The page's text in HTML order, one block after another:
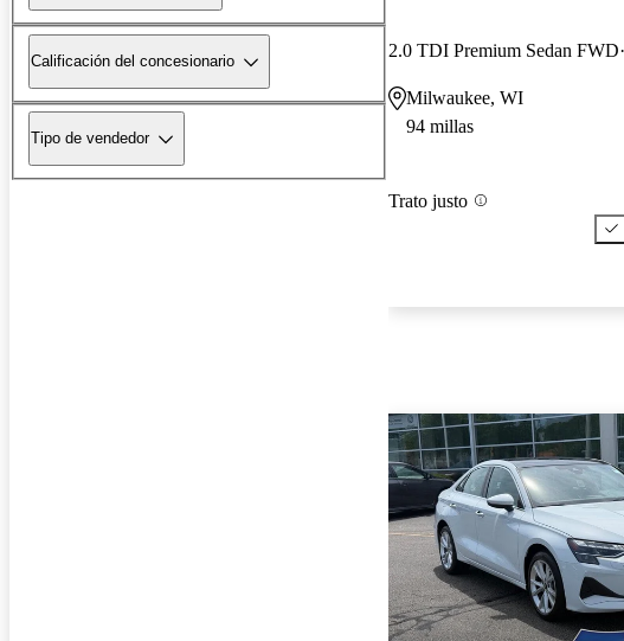
Calificación del concesionario
Tipo de vendedor
2.0 TDI Premium Sedan FWD
Milwaukee, WI
94 millas
Trato justo